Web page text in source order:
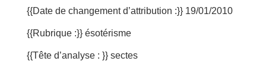
{{Date de changement d’attribution :}} 19/01/2010
{{Rubrique :}} ésotérisme
{{Tête d’analyse : }} sectes